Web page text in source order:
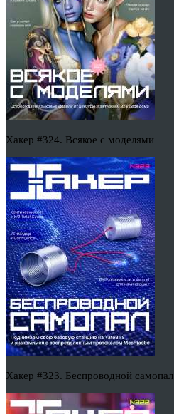
Хакер #324. Всякое с моделями
Хакер #323. Беспроводной самопал